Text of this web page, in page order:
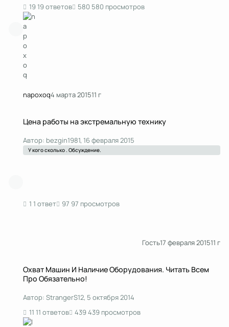
19 ответов 580 просмотров
napoxoq4 марта 201511 г
Цена работы на экстремальную технику
Автор: bezgin1981, 16 февраля 2015
У кого сколько . Обсуждение.
1 ответ 97 просмотров
Гость17 февраля 201511 г
Охват Машин И Наличие Оборудования. Читать Всем
Про Обязательно!
Автор: StrangerS12, 5 октября 2014
11 ответов
439 просмотров